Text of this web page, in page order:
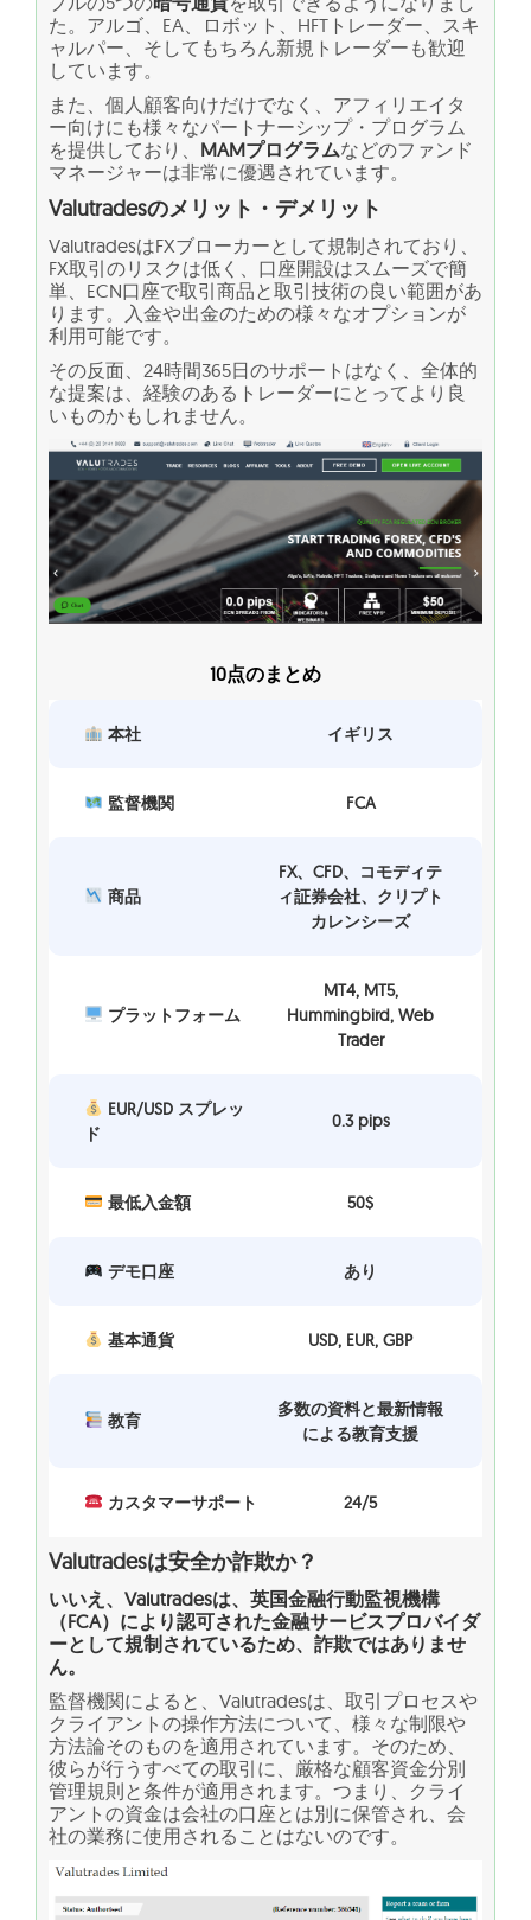
た。アルゴ、EA、ロボット、HFTトレーダー、スキ
ャルパー、そしてもちろん新規トレーダーも歓迎
しています。
また、個人顧客向けだけでなく、アフィリエイタ
ー向けにも様々なパートナーシップ・プログラム
を提供しており、 MAMプログラムなどのファンド
マネージャーは非常に優遇されています。
Valutradesのメリット・デメリット
ValutradesはFXブローカーとして規制されており、
FX取引のリスクは低く、口座開設はスムーズで簡
単、ECN口座で取引商品と取引技術の良い範囲があ
ります。入金や出金のための様々なオプションが
利用可能です。
その反面、24時間365日のサポートはなく、全体的
な提案は、経験のあるトレーダーにとってより良
いものかもしれません。
10点のまとめ
本社 イギリス
監督機関 FCA
商品
FX、CFD、コモディテ
ィ証券会社、クリプト
カレンシーズ
プラットフォーム
MT4, MT5,
Hummingbird, Web
Trader
EUR/USD スプレッ
ド
0.3 pips
最低入金額 50$
デモ口座 あり
基本通貨 USD, EUR, GBP
教育
多数の資料と最新情報
による教育支援
カスタマーサポート 24/5
Valutradesは安全か詐欺か？
いいえ、Valutradesは、英国金融行動監視機構
（FCA）により認可された金融サービスプロバイダ
ーとして規制されているため、詐欺ではありませ
ん。
監督機関によると、Valutradesは、取引プロセスや
クライアントの操作方法について、様々な制限や
方法論そのものを適用されています。そのため、
彼らが行うすべての取引に、厳格な顧客資金分別
管理規則と条件が適用されます。つまり、クライ
アントの資金は会社の口座とは別に保管され、会
社の業務に使用されることはないのです。